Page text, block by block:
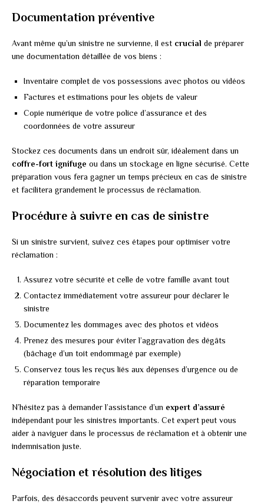
Documentation préventive
Avant même qu’un sinistre ne survienne, il est crucial de préparer
une documentation détaillée de vos biens :
Inventaire complet de vos possessions avec photos ou vidéos
Factures et estimations pour les objets de valeur
Copie numérique de votre police d’assurance et des
coordonnées de votre assureur
Stockez ces documents dans un endroit sûr, idéalement dans un
coffre-fort ignifuge ou dans un stockage en ligne sécurisé. Cette
préparation vous fera gagner un temps précieux en cas de sinistre
et facilitera grandement le processus de réclamation.
Procédure à suivre en cas de sinistre
Si un sinistre survient, suivez ces étapes pour optimiser votre
réclamation :
Assurez votre sécurité et celle de votre famille avant tout
Contactez immédiatement votre assureur pour déclarer le
sinistre
Documentez les dommages avec des photos et vidéos
Prenez des mesures pour éviter l’aggravation des dégâts
(bâchage d’un toit endommagé par exemple)
Conservez tous les reçus liés aux dépenses d’urgence ou de
réparation temporaire
N’hésitez pas à demander l’assistance d’un expert d’assuré
indépendant pour les sinistres importants. Cet expert peut vous
aider à naviguer dans le processus de réclamation et à obtenir une
indemnisation juste.
Négociation et résolution des litiges
Parfois, des désaccords peuvent survenir avec votre assureur